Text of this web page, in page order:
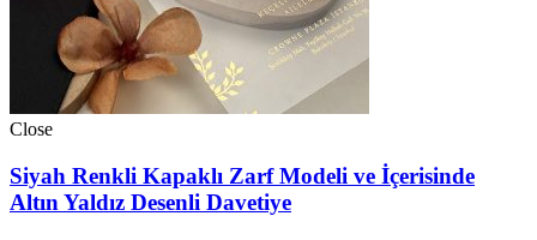
Close
Siyah Renkli Kapaklı Zarf Modeli ve İçerisinde
Altın Yaldız Desenli Davetiye